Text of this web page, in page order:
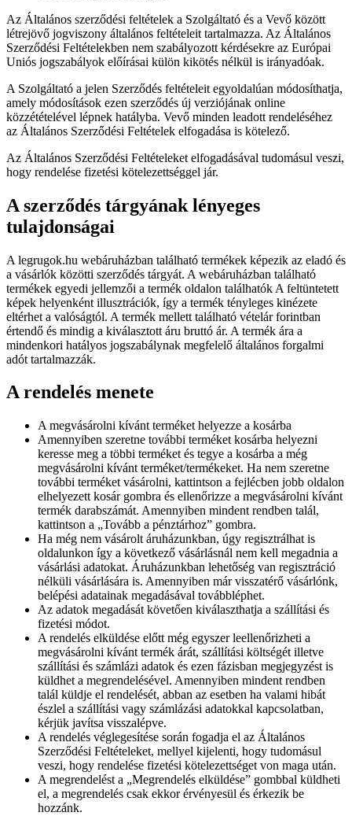
Az Általános szerződési feltételek a Szolgáltató és a Vevő között
létrejövő jogviszony általános feltételeit tartalmazza. Az Általános
Szerződési Feltételekben nem szabályozott kérdésekre az Európai
Uniós jogszabályok előírásai külön kikötés nélkül is irányadóak.
A Szolgáltató a jelen Szerződés feltételeit egyoldalúan módosíthatja,
amely módosítások ezen szerződés új verziójának online
közzétételével lépnek hatályba. Vevő minden leadott rendeléséhez
az Általános Szerződési Feltételek elfogadása is kötelező.
Az Általános Szerződési Feltételeket elfogadásával tudomásul veszi,
hogy rendelése fizetési kötelezettséggel jár.
A szerződés tárgyának lényeges
tulajdonságai
A legrugok.hu webáruházban található termékek képezik az eladó és
a vásárlók közötti szerződés tárgyát. A webáruházban található
termékek egyedi jellemzői a termék oldalon találhatók A feltüntetett
képek helyenként illusztrációk, így a termék tényleges kinézete
eltérhet a valóságtól. A termék mellett található vételár forintban
értendő és mindig a kiválasztott áru bruttó ár. A termék ára a
mindenkori hatályos jogszabálynak megfelelő általános forgalmi
adót tartalmazzák.
A rendelés menete
A megvásárolni kívánt terméket helyezze a kosárba
Amennyiben szeretne további terméket kosárba helyezni
keresse meg a többi terméket és tegye a kosárba a még
megvásárolni kívánt terméket/termékeket. Ha nem szeretne
további terméket vásárolni, kattintson a fejlécben jobb oldalon
elhelyezett kosár gombra és ellenőrizze a megvásárolni kívánt
termék darabszámát. Amennyiben mindent rendben talál,
kattintson a „Tovább a pénztárhoz” gombra.
Ha még nem vásárolt áruházunkban, úgy regisztrálhat is
oldalunkon így a következő vásárlásnál nem kell megadnia a
vásárlási adatokat. Áruházunkban lehetőség van regisztráció
nélküli vásárlására is. Amennyiben már visszatérő vásárlónk,
belépési adatainak megadásával továbbléphet.
Az adatok megadását követően kiválaszthatja a szállítási és
fizetési módot.
A rendelés elküldése előtt még egyszer leellenőrizheti a
megvásárolni kívánt termék árát, szállítási költségét illetve
szállítási és számlázi adatok és ezen fázisban megjegyzést is
küldhet a megrendelésével. Amennyiben mindent rendben
talál küldje el rendelését, abban az esetben ha valami hibát
észlel a szállítási vagy számlázási adatokkal kapcsolatban,
kérjük javítsa visszalépve.
A rendelés véglegesítése során fogadja el az Általános
Szerződési Feltételeket, mellyel kijelenti, hogy tudomásul
veszi, hogy rendelése fizetési kötelezettséget von maga után.
A megrendelést a „Megrendelés elküldése” gombbal küldheti
el, a megrendelés csak ekkor érvényesül és érkezik be
hozzánk.